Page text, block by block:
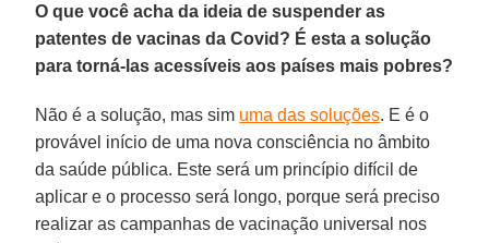
O que você acha da ideia de suspender as
patentes de vacinas da Covid? É esta a solução
para torná-las acessíveis aos países mais pobres?
Não é a solução, mas sim uma das soluções. E é o
provável início de uma nova consciência no âmbito
da saúde pública. Este será um princípio difícil de
aplicar e o processo será longo, porque será preciso
realizar as campanhas de vacinação universal nos